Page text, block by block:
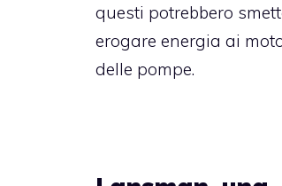
questi potrebbero
erogare energia ai
delle pompe.